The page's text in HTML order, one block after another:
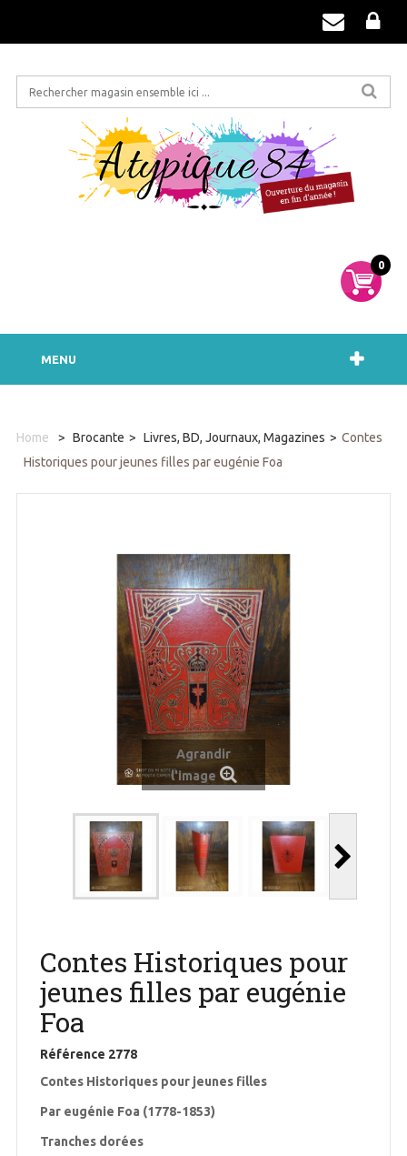
0
MENU
Home > Brocante > Livres, BD, Journaux, Magazines > Contes
Historiques pour jeunes filles par eugénie Foa
Agrandir
l'image
Contes Historiques pour
jeunes filles par eugénie
Foa
Référence 2778
Contes Historiques pour jeunes filles
Par eugénie Foa (1778-1853)
Tranches dorées